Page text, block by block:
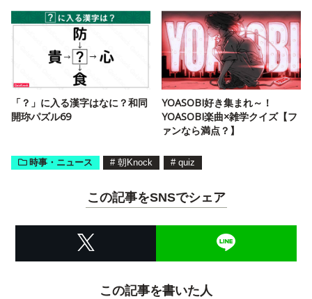
「？」に入る漢字はなに？和同
開珎パズル69
YOASOBI好き集まれ～！
YOASOBI楽曲×雑学クイズ【フ
ァンなら満点？】
時事・ニュース # 朝Knock # quiz
この記事をSNSでシェア
この記事を書いた人